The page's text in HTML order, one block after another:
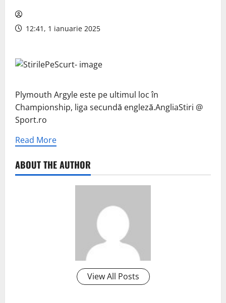
12:41, 1 ianuarie 2025
Plymouth Argyle este pe ultimul loc în
Championship, liga secundă engleză.AngliaStiri @
Sport.ro
Read More
ABOUT THE AUTHOR
View All Posts